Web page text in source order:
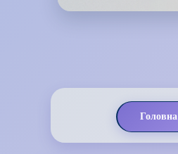
Головна